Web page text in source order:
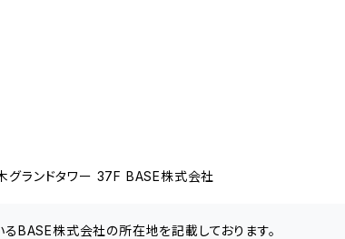
ランドタワー 37F BASE株式会社
るBASE株式会社の所在地を記載しております。